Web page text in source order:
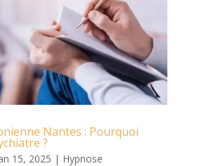
Nantes : Pourquoi
?
15, 2025 | Hypnose